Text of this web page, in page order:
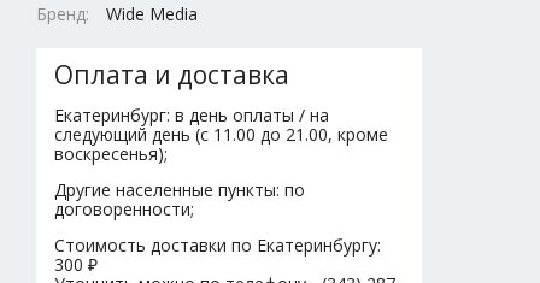
Бренд: Wide Media
Оплата и доставка
Екатеринбург: в день оплаты / на
следующий день (с 11.00 до 21.00, кроме
воскресенья);
Другие населенные пункты: по
договоренности;
Стоимость доставки по Екатеринбургу:
300 ₽